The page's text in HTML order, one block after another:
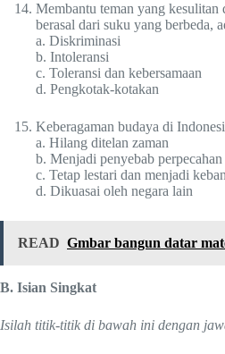
Membantu teman yang kesulitan
berasal dari suku yang berbeda,
a. Diskriminasi
b. Intoleransi
c. Toleransi dan kebersamaan
d. Pengkotak-kotakan
Keberagaman budaya di
a. Hilang ditelan zaman
b. Menjadi penyebab perpecahan
c. Tetap lestari dan menjadi
d. Dikuasai oleh negara lain
READ Gmbar bangun datar
B. Isian Singkat
Isilah titik-titik di bawah ini dengan